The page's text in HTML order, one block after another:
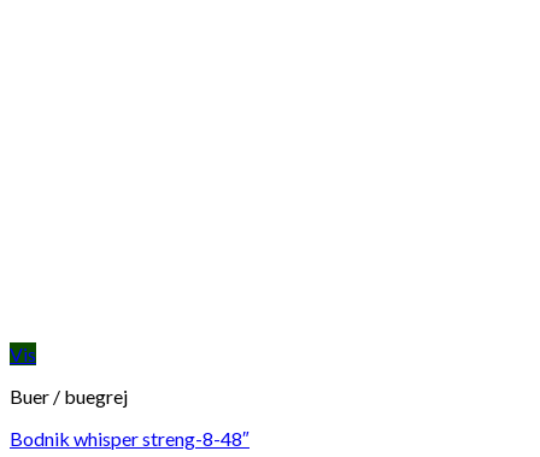
Vis
Buer / buegrej
Bodnik whisper streng-8-48″